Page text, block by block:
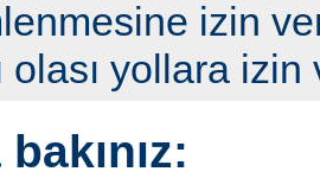
izin
olası yollara